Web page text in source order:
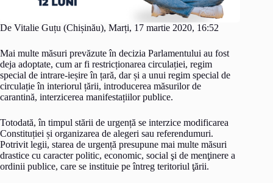
De Vitalie Guțu (Chișinău), Marți, 17 martie 2020, 16:52
Mai multe măsuri prevăzute în decizia Parlamentului au fost
deja adoptate, cum ar fi restricționarea circulației, regim
special de intrare-ieșire în țară, dar și a unui regim special de
circulație în interiorul țării, introducerea măsurilor de
carantină, interzicerea manifestațiilor publice.
Totodată, în timpul stării de urgență se interzice modificarea
Constituției și organizarea de alegeri sau referendumuri.
Potrivit legii, starea de urgență presupune mai multe măsuri
drastice cu caracter politic, economic, social şi de menţinere a
ordinii publice, care se instituie pe întreg teritoriul ţării.